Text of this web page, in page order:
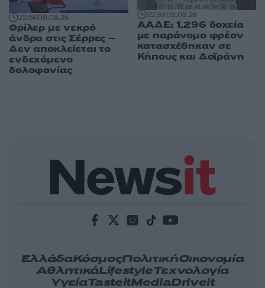
22:5609.08.26
Θρίλερ με νεκρό
άνδρα στις Σέρρες –
Δεν αποκλείεται το
ενδεχόμενο
δολοφονίας
22:3909.08.26
ΑΑΔΕ: 1.296 δοχεία
με παράνομο φρέον
κατασχέθηκαν σε
Κήπους και Δοϊράνη
ΕλλάδαΚόσμοςΠολιτικήΟικονομία
ΑθλητικάLifestyleΤεχνολογία
ΥγείαTasteitMediaDriveit